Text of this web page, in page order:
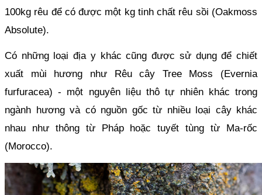
100kg rêu để có được một kg tinh chất rêu sồi (Oakmoss
Absolute).
Có những loại địa y khác cũng được sử dụng để chiết
xuất mùi hương như Rêu cây Tree Moss (Evernia
furfuracea) - một nguyên liệu thô tự nhiên khác trong
ngành hương và có nguồn gốc từ nhiều loại cây khác
nhau như thông từ Pháp hoặc tuyết tùng từ Ma-rốc
(Morocco).